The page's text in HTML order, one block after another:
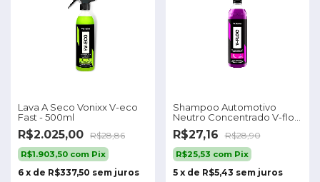
Lava A Seco Vonixx V-eco
Fast - 500ml
R$2.025,00 R$28,86
R$1.903,50 com Pix
6 x de R$337,50 sem juros
Shampoo Automotivo
Neutro Concentrado V-floc
500ml Vonixx
R$27,16 R$28,90
R$25,53 com Pix
5 x de R$5,43 sem juros